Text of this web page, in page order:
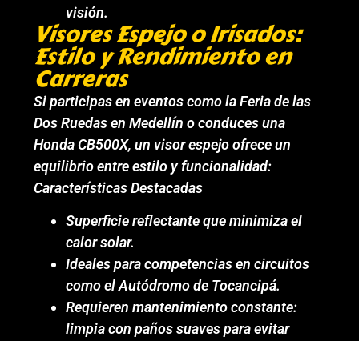
visión.
Visores Espejo o Irisados:
Estilo y Rendimiento en
Carreras
Si participas en eventos como la Feria de las
Dos Ruedas en Medellín o conduces una
Honda CB500X, un visor espejo ofrece un
equilibrio entre estilo y funcionalidad:
Características Destacadas
Superficie reflectante que minimiza el
calor solar.
Ideales para competencias en circuitos
como el Autódromo de Tocancipá.
Requieren mantenimiento constante:
limpia con paños suaves para evitar